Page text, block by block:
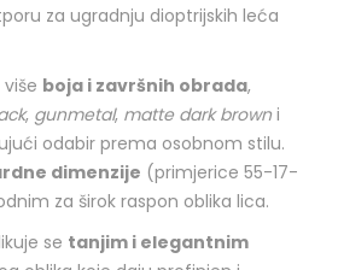
za ugradnju dioptrijskih leća
boja i završnih obrada,
, gunmetal, matte dark brown i
odabir prema osobnom stilu.
dimenzije (primjerice 55-17-
za širok raspon oblika lica.
se tanjim i elegantnim